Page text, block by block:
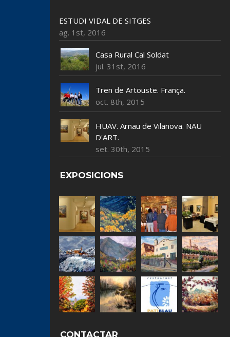
ESTUDI VIDAL DE SITGES
ag. 1st, 2016
Casa Rural Cal Soldat
jul. 31st, 2016
Tren de Artouste. França.
oct. 8th, 2015
HUAV. Arnau de Vilanova. NAU
D'ART.
set. 30th, 2015
EXPOSICIONS
CONTACTAR